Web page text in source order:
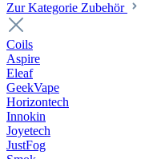
Zur Kategorie Zubehör
Coils
Aspire
Eleaf
GeekVape
Horizontech
Innokin
Joyetech
JustFog